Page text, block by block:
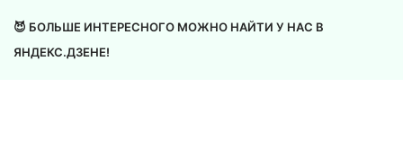
😈 БОЛЬШЕ ИНТЕРЕСНОГО МОЖНО НАЙТИ У НАС В
ЯНДЕКС.ДЗЕНЕ!